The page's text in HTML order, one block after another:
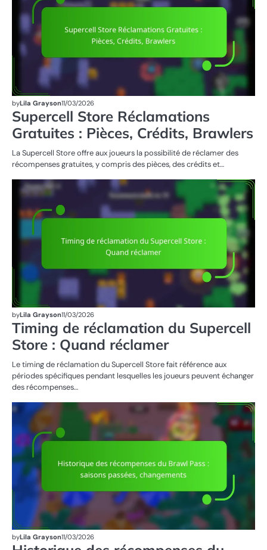
byLila Grayson11/03/2026
Supercell Store Réclamations
Gratuites : Pièces, Crédits, Brawlers
La Supercell Store offre aux joueurs la possibilité de réclamer des
récompenses gratuites, y compris des pièces, des crédits et…
byLila Grayson11/03/2026
Timing de réclamation du Supercell
Store : Quand réclamer
Le timing de réclamation du Supercell Store fait référence aux
périodes spécifiques pendant lesquelles les joueurs peuvent échanger
des récompenses…
byLila Grayson11/03/2026